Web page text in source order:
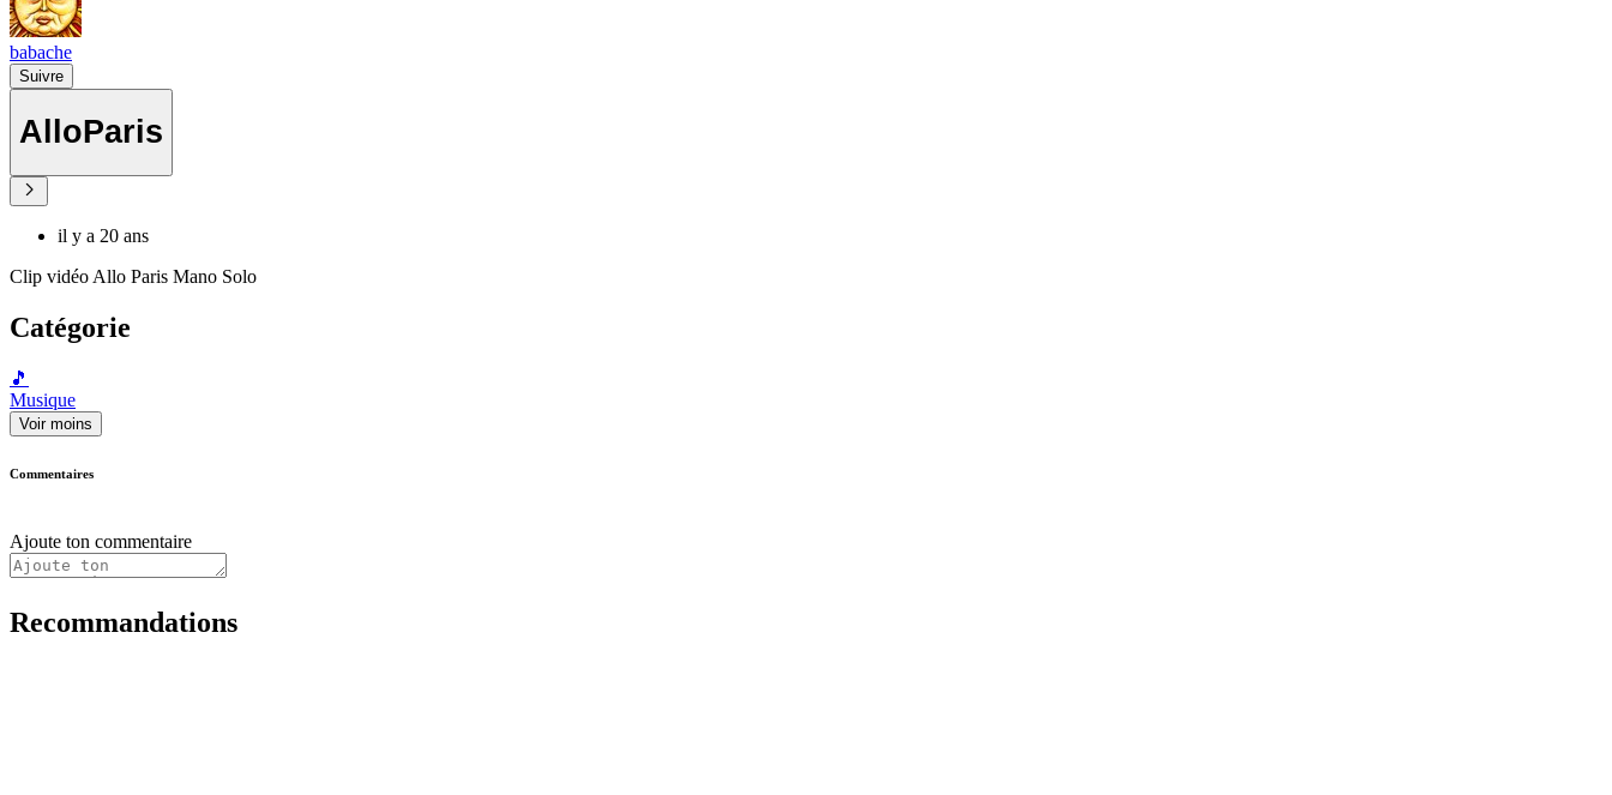
babache
Suivre
AlloParis
il y a 20 ans
Clip vidéo Allo Paris Mano Solo
Catégorie
🎵
Musique
Voir moins
Commentaires
Ajoute ton commentaire
Recommandations